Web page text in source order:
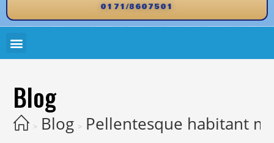
0171/8607501
Blog
> Blog > Pellentesque habitant